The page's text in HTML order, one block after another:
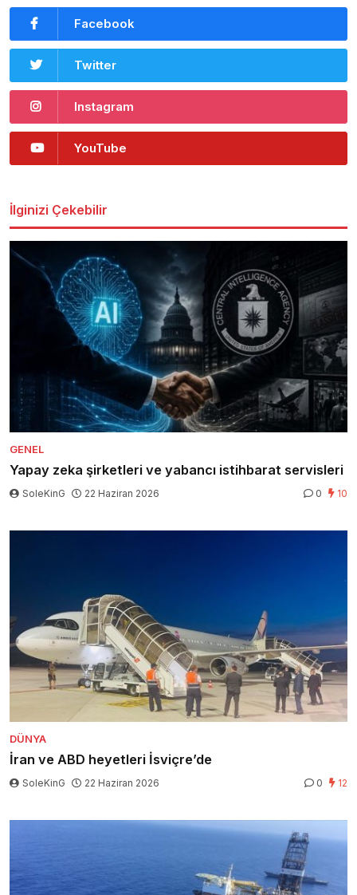
Facebook
Twitter
Instagram
YouTube
İlginizi Çekebilir
GENEL
Yapay zeka şirketleri ve yabancı istihbarat servisleri
SoleKinG 22 Haziran 2026 0 10
DÜNYA
İran ve ABD heyetleri İsviçre’de
SoleKinG 22 Haziran 2026 0 12